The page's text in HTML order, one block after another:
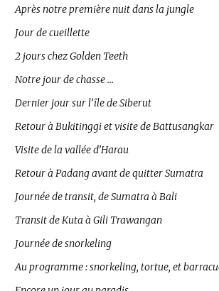
Après notre première nuit dans la jungle
Jour de cueillette
2 jours chez Golden Teeth
Notre jour de chasse …
Dernier jour sur l’île de Siberut
Retour à Bukitinggi et visite de Battusangkar
Visite de la vallée d’Harau
Retour à Padang avant de quitter Sumatra
Journée de transit, de Sumatra à Bali
Transit de Kuta à Gili Trawangan
Journée de snorkeling
Au programme : snorkeling, tortue, et